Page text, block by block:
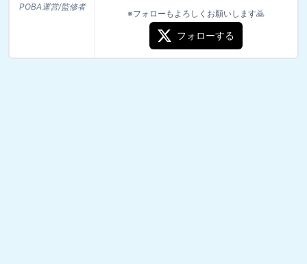
POBA運営/監修者
※フォローもよろしくお願いします🙇
フォローする